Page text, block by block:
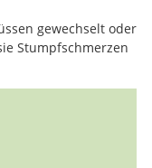
gewechselt oder
Stumpfschmerzen